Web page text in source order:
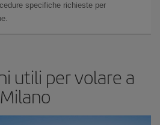
specifiche richieste per
utili per volare a
Milano